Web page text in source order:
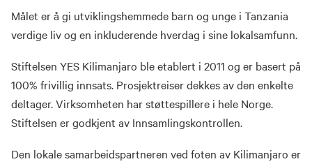
Målet er å gi utviklingshemmede barn og unge i Tanzania
verdige liv og en inkluderende hverdag i sine lokalsamfunn.
Stiftelsen YES Kilimanjaro ble etablert i 2011 og er basert på
100% frivillig innsats. Prosjektreiser dekkes av den enkelte
deltager. Virksomheten har støttespillere i hele Norge.
Stiftelsen er godkjent av Innsamlingskontrollen.
Den lokale samarbeidspartneren ved foten av Kilimanjaro er